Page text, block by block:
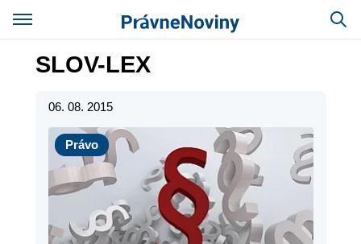
SLOV-LEX
06. 08. 2015
Právo
Právo